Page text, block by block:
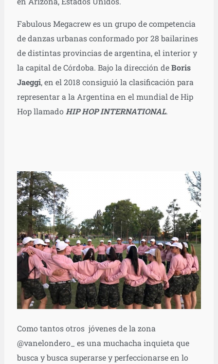
Fabulous Megacrew es un grupo de competencia
de danzas urbanas conformado por 28 bailarines
de distintas provincias de argentina, el interior y
la capital de Córdoba. Bajo la dirección deBoris
Jaeggi, en el 2018 consiguió la clasificación para
representar a la Argentina en el mundial de Hip
Hop llamado HIP HOP INTERNATIONAL.
Como tantos otros jóvenes de la zona
@vanelondero_ es una muchacha inquieta que
busca y busca superarse y perfeccionarse en lo